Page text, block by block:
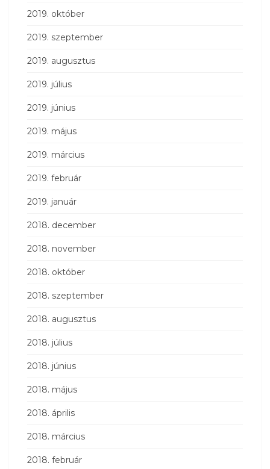
2019. október
2019. szeptember
2019. augusztus
2019. július
2019. június
2019. május
2019. március
2019. február
2019. január
2018. december
2018. november
2018. október
2018. szeptember
2018. augusztus
2018. július
2018. június
2018. május
2018. április
2018. március
2018. február